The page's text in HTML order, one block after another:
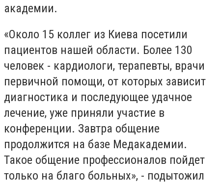
академии.
«Около 15 коллег из Киева посетили
пациентов нашей области. Более 130
человек - кардиологи, терапевты, врачи
первичной помощи, от которых зависит
диагностика и последующее удачное
лечение, уже приняли участие в
конференции. Завтра общение
продолжится на базе Медакадемии.
Такое общение профессионалов пойдет
только на благо больных», - подытожил